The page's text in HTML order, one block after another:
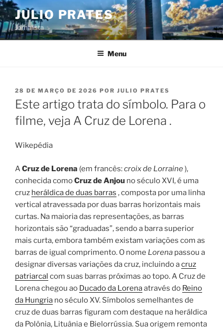
Pular
para
o
conteúdo
JULIO PRATES
Jornalista
Menu
PUBLICADO
EM
28 DE MARÇO DE 2026 POR JULIO PRATES
Este artigo trata do símbolo. Para o
filme, veja A Cruz de Lorena .
Wikepédia
ACruz de Lorena (em francês:croix de Lorraine),
conhecida comoCruz de Anjou no século XVI, é uma
cruz heráldicade duas barras , composta por uma linha
vertical atravessada por duas barras horizontais mais
curtas. Na maioriadas representações, as barras
horizontais são “graduadas”, sendo a barra superior
mais curta, embora também existam variações com as
barras de igual comprimento. O nome Lorena passou a
designar diversas variações da cruz, incluindo acruz
patriarcal com suas barras próximas ao topo. A Cruz de
Lorena chegou ao Ducado da Lorenaatravés do Reino
da Hungria no século XV. Símbolos semelhantes de
cruz de duas barras figuram com destaque na heráldica
da Polônia, Lituânia e Bielorrússia. Sua origem remonta